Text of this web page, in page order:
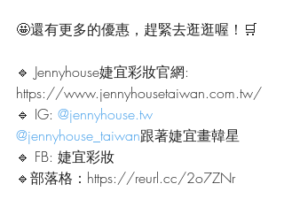
🤩還有更多的優惠，趕緊去逛逛喔！🛒
🔹 Jennyhouse婕宜彩妝官網:
https://www.jennyhousetaiwan.com.tw/
🔹 IG: @jennyhouse.tw
@jennyhouse_taiwan跟著婕宜畫韓星
🔹 FB: 婕宜彩妝
🔹部落格：https://reurl.cc/2o7ZNr